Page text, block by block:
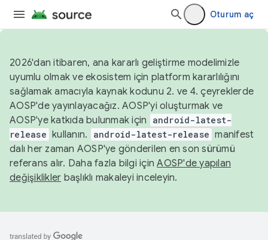
Oturum aç
2026'dan itibaren, ana kararlı geliştirme modelimizle
uyumlu olmak ve ekosistem için platform kararlılığını
sağlamak amacıyla kaynak kodunu 2. ve 4. çeyreklerde
AOSP'de yayınlayacağız. AOSP'yi oluşturmak ve
AOSP'ye katkıda bulunmak için
android-latest-
release kullanın. android-latest-release manifest
dalı her zaman AOSP'ye gönderilen en son sürümü
referans alır. Daha fazla bilgi içinAOSP'de yapılan
değişiklikler başlıklı makaleyi inceleyin.